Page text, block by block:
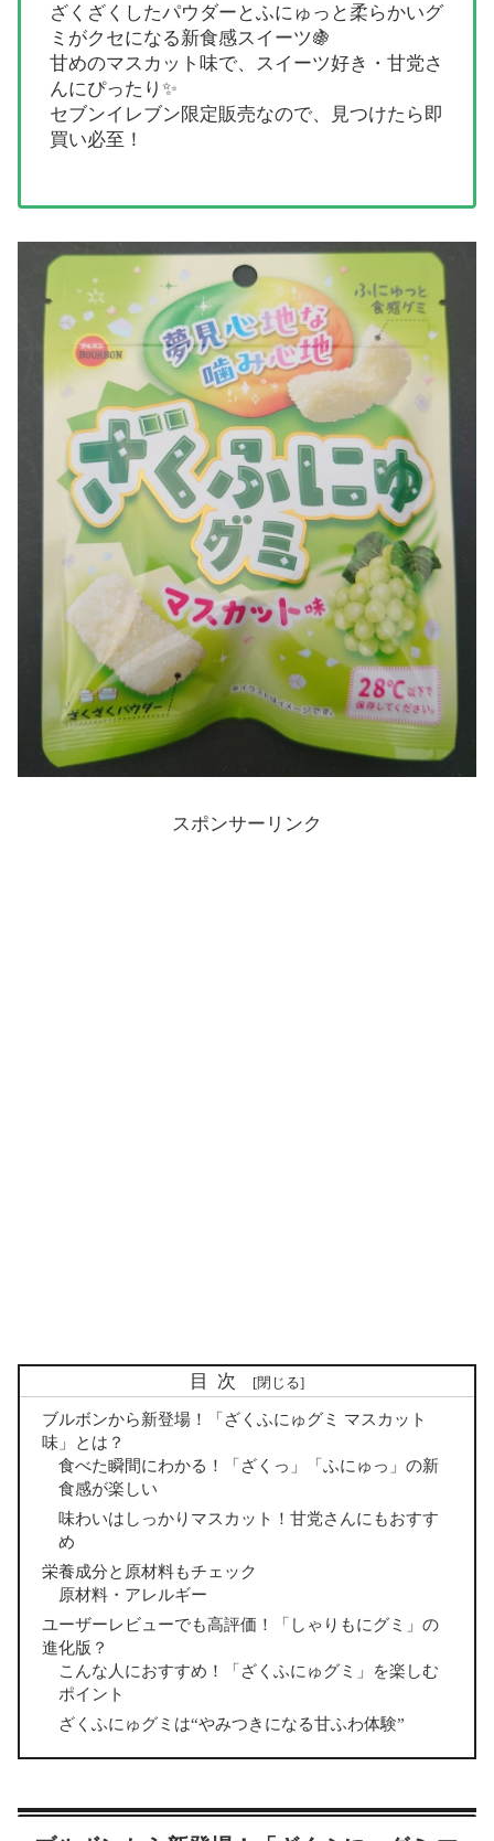
ざくざくしたパウダーとふにゅっと柔らかいグ
ミがクセになる新食感スイーツ🍇
甘めのマスカット味で、スイーツ好き・甘党さ
んにぴったり✨
セブンイレブン限定販売なので、見つけたら即
買い必至！
スポンサーリンク
目次
ブルボンから新登場！「ざくふにゅグミ マスカット
味」とは？
食べた瞬間にわかる！「ざくっ」「ふにゅっ」の新
食感が楽しい
味わいはしっかりマスカット！甘党さんにもおすす
め
栄養成分と原材料もチェック
原材料・アレルギー
ユーザーレビューでも高評価！「しゃりもにグミ」の
進化版？
こんな人におすすめ！「ざくふにゅグミ」を楽しむ
ポイント
ざくふにゅグミは“やみつきになる甘ふわ体験”